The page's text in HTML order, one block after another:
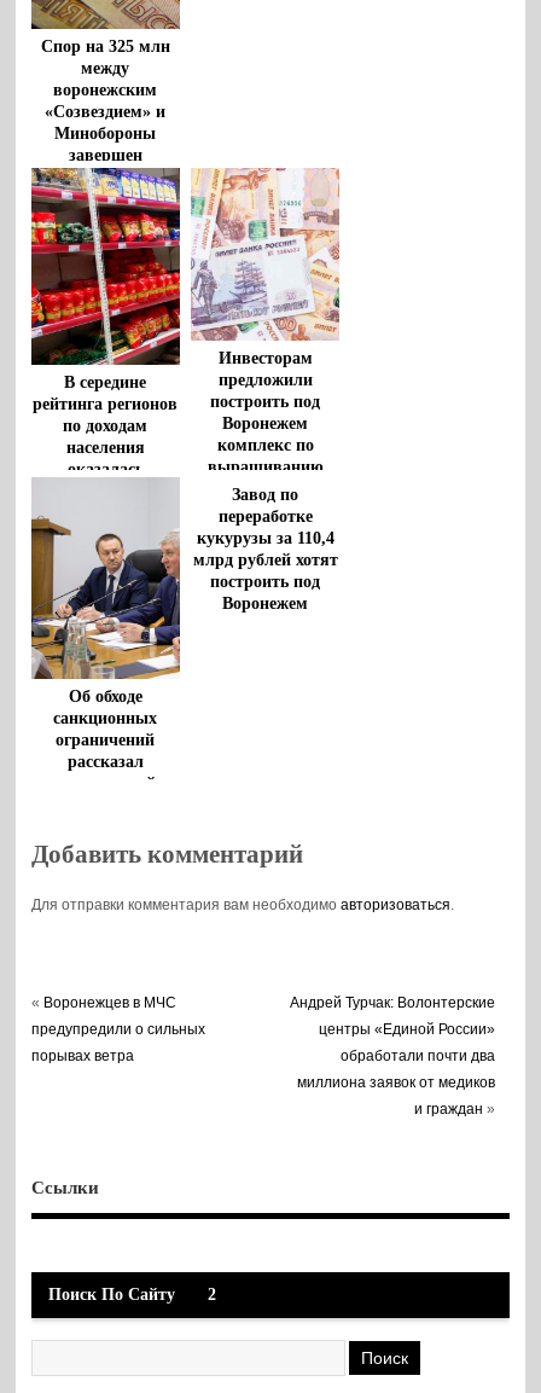
Спор на 325 млн
между
воронежским
«Созвездием» и
Минобороны
завершен
В середине
рейтинга регионов
по доходам
населения
оказалась
Инвесторам
предложили
построить под
Воронежем
комплекс по
выращиванию
индейки
Об обходе
санкционных
ограничений
рассказал
воронежский
Завод по
переработке
кукурузы за 110,4
млрд рублей хотят
построить под
Воронежем
Добавить комментарий
Для отправки комментария вам необходимоавторизоваться
« Воронежцев в МЧС
предупредили о сильных
порывах ветра
Андрей Турчак: Волонтерские
центры «Единой России»
обработали почти два
миллиона заявок от медиков
и граждан »
Ссылки
Поиск По Сайту 2